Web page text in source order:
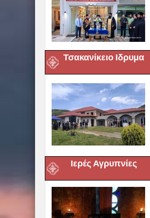
Τσακανίκειο Ιδρυμα
Ιερές Αγρυπνίες